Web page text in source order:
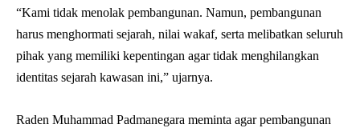
“Kami tidak menolak pembangunan. Namun, pembangunan
harus menghormati sejarah, nilai wakaf, serta melibatkan seluruh
pihak yang memiliki kepentingan agar tidak menghilangkan
identitas sejarah kawasan ini,” ujarnya.
Raden Muhammad Padmanegara meminta agar pembangunan